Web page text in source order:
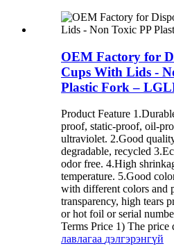
OEM Factory for
Cups With Lids -
Plastic Fork –
Product Feature
proof, static-proof, oil-
ultraviolet. 2.Good
degradable, recycled
odor free. 4.High
temperature. 5.Good
with different colors and
transparency, high tears
or hot foil or serial
Terms Price 1) The price
лавлагаа дэлгэрэнгүй